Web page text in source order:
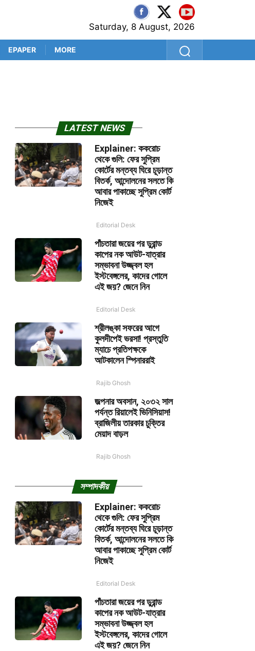
Saturday, 8 August, 2026
EPAPER MORE
LATEST NEWS
Explainer: ককরোচ
থেকে গুলি: ফের সুপ্রিম
কোর্টের মন্তব্য ঘিরে চূড়ান্ত
বিতর্ক, আন্দোলনের সলতে কি
আবার পাকাচ্ছে সুপ্রিম কোর্ট
নিজেই
Editorial Desk
পাঁচতারা জয়ের পর ডুরান্ড
কাপের নক আউট-যাত্রার
সম্ভাবনা উজ্জ্বল হল
ইস্টবেঙ্গলের, কাদের গোলে
এই জয়? জেনে নিন
Editorial Desk
শ্রীলঙ্কা সফরের আগে
কুলদীপেই ভরসা! প্রস্তুতি
ম্যাচে প্রতিপক্ষকে
আটকালেন স্পিনাররাই
Rajib Ghosh
জল্পনার অবসান, ২০৩২ সাল
পর্যন্ত রিয়ালেই ভিনিসিয়াস!
ব্রাজিলীয় তারকার চুক্তির
মেয়াদ বাড়ল
Rajib Ghosh
সম্পাদকীয়
Explainer: ককরোচ
থেকে গুলি: ফের সুপ্রিম
কোর্টের মন্তব্য ঘিরে চূড়ান্ত
বিতর্ক, আন্দোলনের সলতে কি
আবার পাকাচ্ছে সুপ্রিম কোর্ট
নিজেই
Editorial Desk
পাঁচতারা জয়ের পর ডুরান্ড
কাপের নক আউট-যাত্রার
সম্ভাবনা উজ্জ্বল হল
ইস্টবেঙ্গলের, কাদের গোলে
এই জয়? জেনে নিন